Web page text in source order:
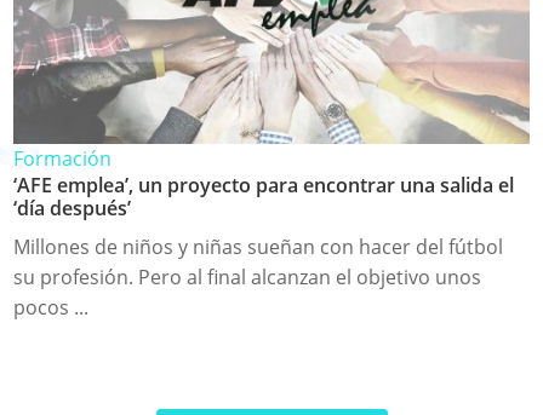
Formación
‘AFE emplea’, un proyecto para encontrar una salida el
‘día después’
Millones de niños y niñas sueñan con hacer del fútbol
su profesión. Pero al final alcanzan el objetivo unos
pocos ...